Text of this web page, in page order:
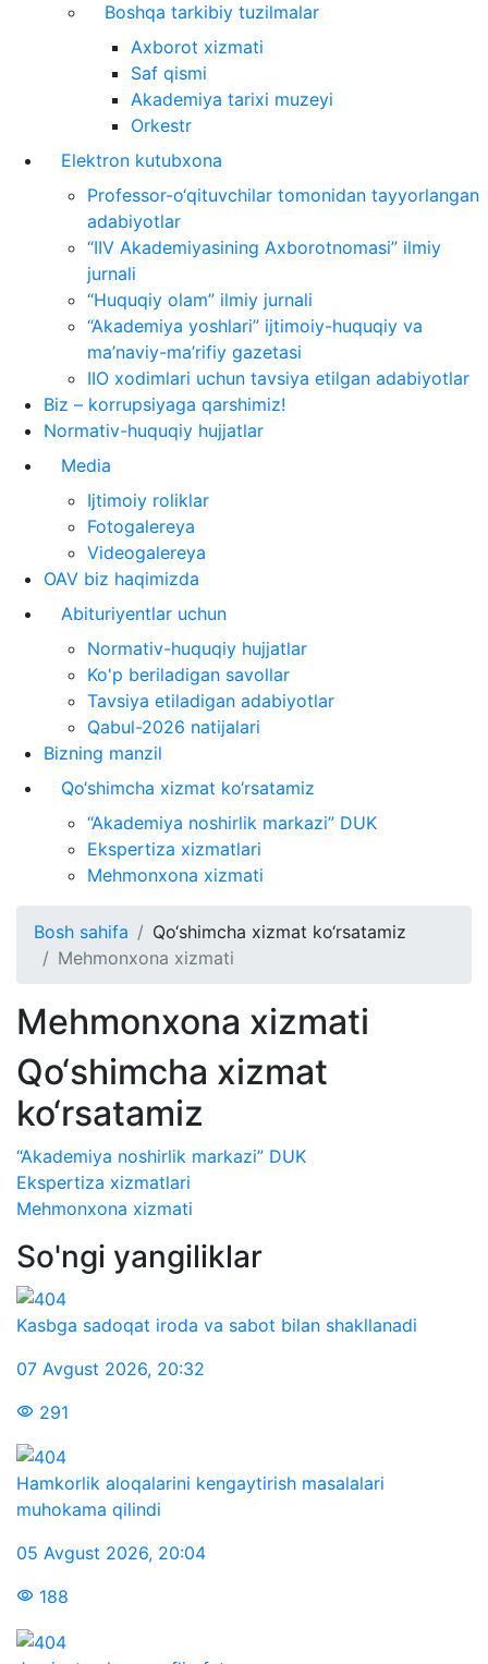
Boshqa tarkibiy tuzilmalar
Axborot xizmati
Saf qismi
Akademiya tarixi muzeyi
Orkestr
Elektron kutubxona
Professor-o‘qituvchilar tomonidan tayyorlangan
adabiyotlar
“IIV Akademiyasining Axborotnomasi” ilmiy
jurnali
“Huquqiy olam” ilmiy jurnali
“Akademiya yoshlari” ijtimoiy-huquqiy va
ma’naviy-ma’rifiy gazetasi
IIO xodimlari uchun tavsiya etilgan adabiyotlar
Biz – korrupsiyaga qarshimiz!
Normativ-huquqiy hujjatlar
Media
Ijtimoiy roliklar
Fotogalereya
Videogalereya
OAV biz haqimizda
Abituriyentlar uchun
Normativ-huquqiy hujjatlar
Ko'p beriladigan savollar
Tavsiya etiladigan adabiyotlar
Qabul-2026 natijalari
Bizning manzil
Qo‘shimcha xizmat ko‘rsatamiz
“Akademiya noshirlik markazi” DUK
Ekspertiza xizmatlari
Mehmonxona xizmati
Bosh sahifa
Qo‘shimcha xizmat ko‘rsatamiz
Mehmonxona xizmati
Mehmonxona xizmati
Qo‘shimcha xizmat
ko‘rsatamiz
“Akademiya noshirlik markazi” DUK
Ekspertiza xizmatlari
Mehmonxona xizmati
So'ngi yangiliklar
Kasbga sadoqat iroda va sabot bilan shakllanadi
07 Avgust 2026, 20:32
291
Hamkorlik aloqalarini kengaytirish masalalari
muhokama qilindi
05 Avgust 2026, 20:04
188